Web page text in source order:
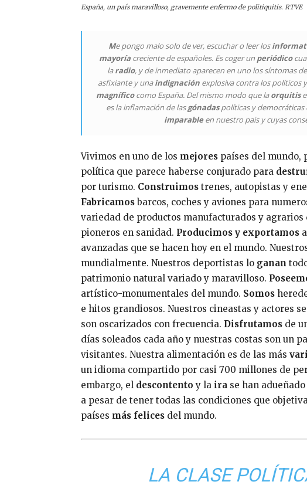
España, un país maravilloso, gravemente enfermo de politiquitis. RTVE
Me pongo malo solo de ver, escuchar o leer los
mayoríacreciente de españoles. Es coger un periódico
laradio, y de inmediato aparecen en uno los síntomas
asfixiante y unaindignación explosiva contra los políticos
magníficocomo España. Del mismo modo que laorquitis
es la inflamación de lasgónadaspolíticas y democráticas
imparableen nuestro pais y cuyas
Vivimos en uno de los mejores países del mundo,
política que parece haberse conjurado para
por turismo. Construimos trenes, autopistas y
Fabricamosbarcos, coches y aviones para
variedad de productos manufacturados y
pioneros en sanidad. Producimos y exportamos
avanzadas que se hacen hoy en el mundo.
mundialmente. Nuestros deportistas lo ganan
patrimonio natural variado y maravilloso.
artístico-monumentales del mundo. Somos
e hitos grandiosos. Nuestros cineastas y actores se
son oscarizados con frecuencia. Disfrutamos de
días soleados cada año y nuestras costas son un
visitantes. Nuestra alimentación es de las más
un idioma compartido por casi 700 millones de
embargo, el descontento y la ira se han
a pesar de tener todas las condiciones que
países más felices del mundo.
LA CLASE